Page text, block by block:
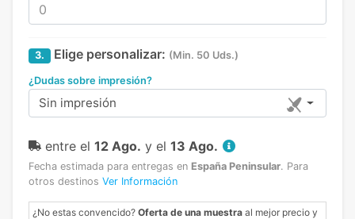
3. Elige personalizar: (Min. 50 Uds.)
¿Dudas sobre impresión?
Sin impresión
entre el 12 Ago. y el 13 Ago.
Fecha estimada para entregas en España Peninsular. Para
otros destinos Ver Información
¿No estas convencido? Oferta de una muestra al mejor precio y